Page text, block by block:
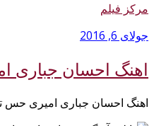
فیلم
6, 2016
احسان جباری
احسان جباری امیری حس